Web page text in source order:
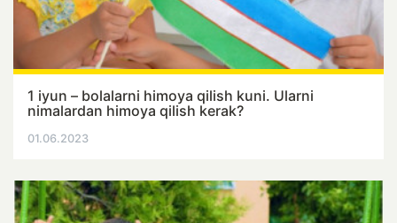
1 iyun – bolalarni himoya qilish kuni. Ularni
nimalardan himoya qilish kerak?
01.06.2023